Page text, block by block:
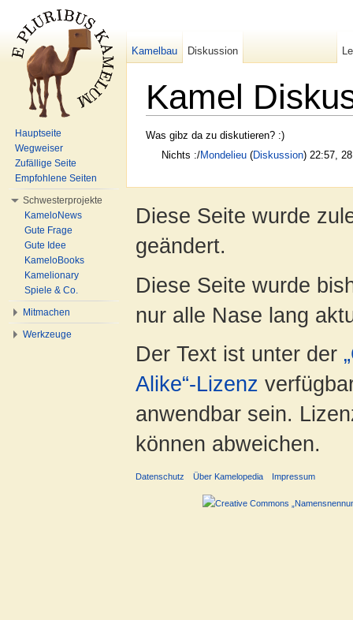
Kamel
Was gibz da zu diskutieren? :)
Nichts :/Mondelieu (Diskussion) 22:57,
Kamelbau Diskussion
Hauptseite
Wegweiser
Zufällige Seite
Empfohlene Seiten
Schwesterprojekte
KameloNews
Gute Frage
Gute Idee
KameloBooks
Kamelionary
Spiele & Co.
Mitmachen
Werkzeuge
Diese Seite wurde
geändert.
Diese Seite wurde
nur alle Nase lang
Der Text ist unter der
Alike“-Lizenz
anwendbar sein.
können abweichen.
Datenschutz Über Kamelopedia Impressum